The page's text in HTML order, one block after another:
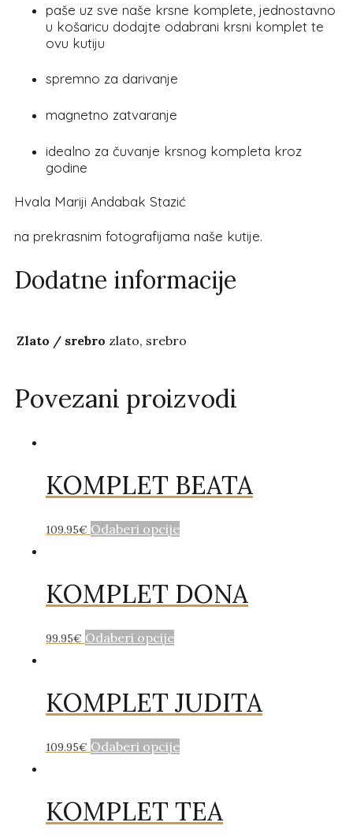
paše uz sve naše krsne komplete, jednostavno
u košaricu dodajte odabrani krsni komplet te
ovu kutiju
spremno za darivanje
magnetno zatvaranje
idealno za čuvanje krsnog kompleta kroz
godine
Hvala Mariji Andabak Stazić
na prekrasnim fotografijama naše kutije.
Dodatne informacije
Zlato / srebro zlato, srebro
Povezani proizvodi
KOMPLET BEATA
109.95€ Odaberi opcije
KOMPLET DONA
99.95€ Odaberi opcije
KOMPLET JUDITA
109.95€ Odaberi opcije
KOMPLET TEA